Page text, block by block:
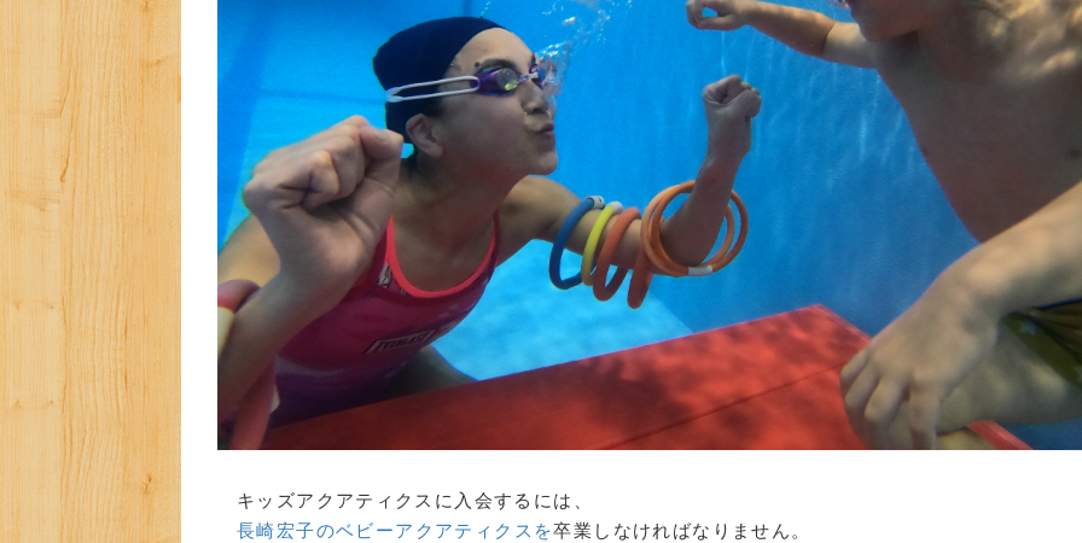
キッズアクアティクスに入会するには、
長崎宏子のベビーアクアティクスを卒業しなければなりません。